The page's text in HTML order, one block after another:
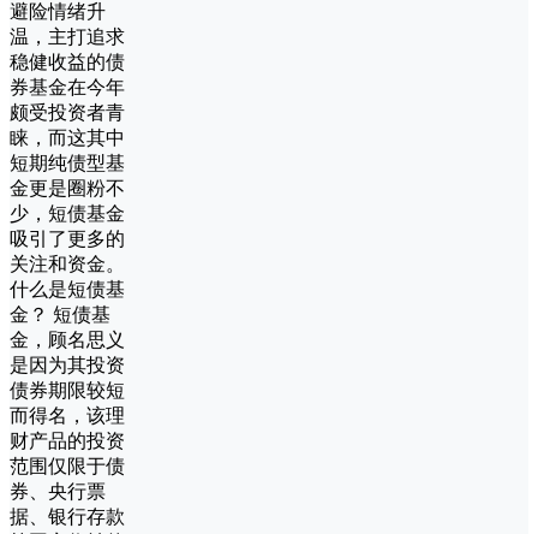
避险情绪升
温，主打追求
稳健收益的债
券基金在今年
颇受投资者青
睐，而这其中
短期纯债型基
金更是圈粉不
少，短债基金
吸引了更多的
关注和资金。
什么是短债基
金？ 短债基
金，顾名思义
是因为其投资
债券期限较短
而得名，该理
财产品的投资
范围仅限于债
券、央行票
据、银行存款